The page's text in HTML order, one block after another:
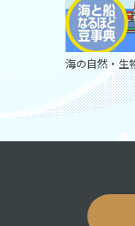
海の自然・生